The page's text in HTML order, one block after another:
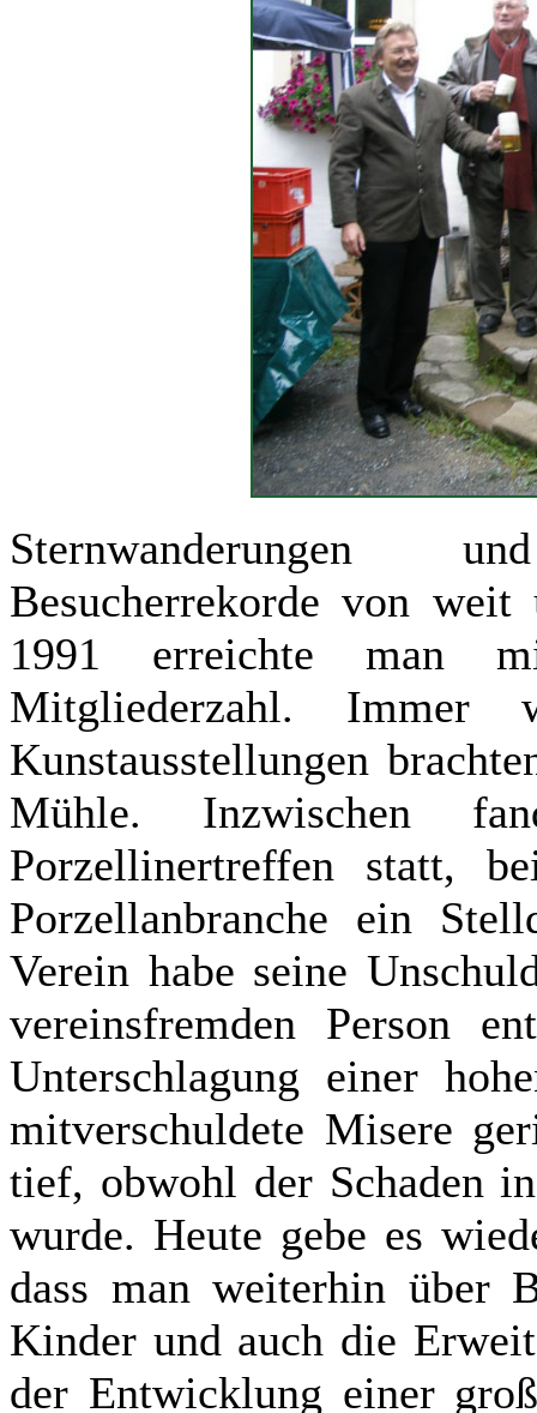
Sternwanderungen
Besucherrekorde von
1991 erreichte man
Mitgliederzahl.
Kunstausstellungen
Mühle. Inzwischen
Porzellinertreffen statt,
Porzellanbranche ein
Verein habe seine
vereinsfremden Person
Unterschlagung einer
mitverschuldete Misere
tief, obwohl der Schaden
wurde. Heute gebe es
dass man weiterhin über
Kinder und auch die
der Entwicklung einer